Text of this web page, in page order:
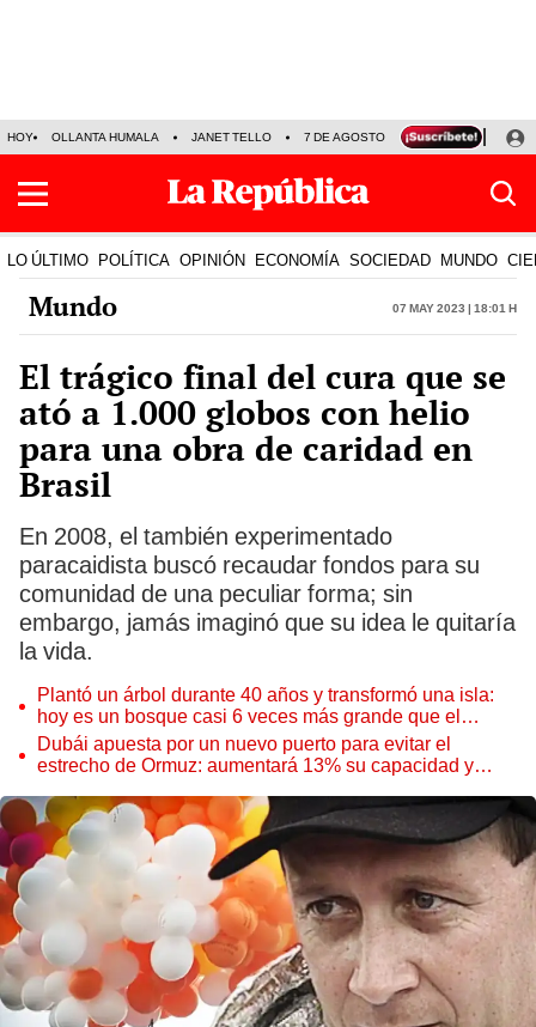
HOY OLLANTA HUMALA JANET TELLO 7 DE AGOSTO TINKA RESULTADOS
LO ÚLTIMO POLÍTICA OPINIÓN ECONOMÍA SOCIEDAD MUNDO
Mundo 07 May 2023 | 18:01 h
El trágico final del cura que se
ató a 1.000 globos con helio
para una obra de caridad en
Brasil
En 2008, el también experimentado
paracaidista buscó recaudar fondos para su
comunidad de una peculiar forma; sin
embargo, jamás imaginó que su idea le quitaría
la vida.
Plantó un árbol durante 40 años y transformó una isla:
hoy es un bosque casi 6 veces más grande que el
Parque de las Leyendas
Dubái apuesta por un nuevo puerto para evitar el
estrecho de Ormuz: aumentará 13% su capacidad y